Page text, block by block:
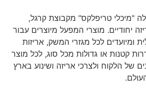
מובילה "מיכלי טריפלקס" מקבוצת קרגל,
יחודיים. מוצרי המפעל מיוצרים עבור
ומיועדים לכל מגזרי המשק, אריזות
קטנות או גדולות מכל סוג, לכל מוצר
של הלקוח ולצרכי אריזה ושינוע בארץ